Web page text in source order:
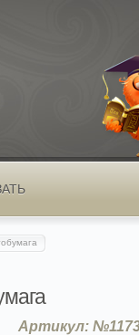
Артикул: